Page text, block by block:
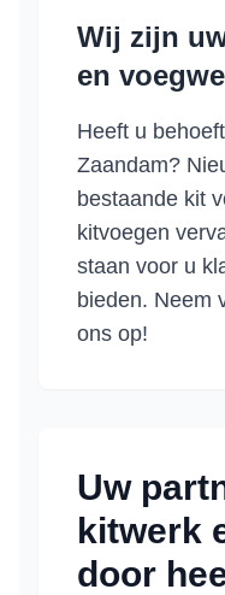
Wij zijn
en
Heeft u
Zaandam?
bestaande kit
kitvoegen
staan voor u
bieden. Neem
ons op!
Uw
kitwerk
door